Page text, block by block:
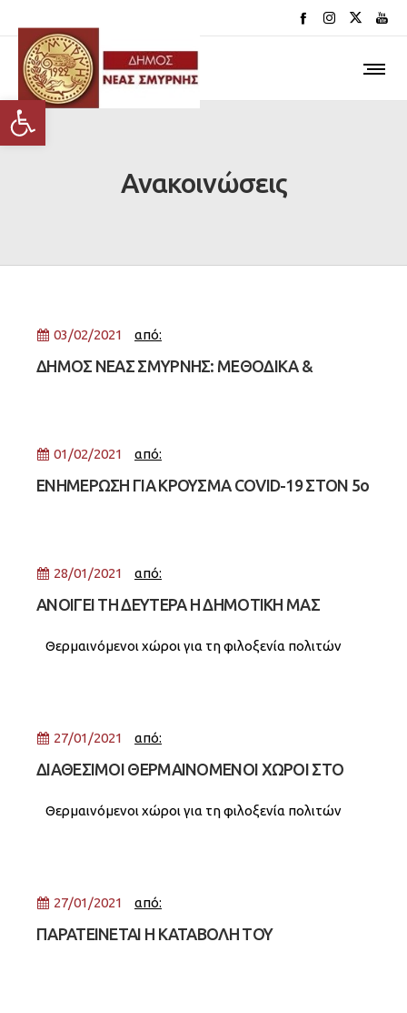
Ανοίξτε τη γραμμή εργαλείων
Ανακοινώσεις
03/02/2021 από:
ΔΗΜΟΣ ΝΕΑΣ ΣΜΥΡΝΗΣ: ΜΕΘΟΔΙΚΑ &
01/02/2021 από:
ΕΝΗΜΕΡΩΣΗ ΓΙΑ ΚΡΟΥΣΜΑ COVID-19 ΣΤΟΝ 5ο
28/01/2021 από:
ΑΝΟΙΓΕΙ ΤΗ ΔΕΥΤΕΡΑ Η ΔΗΜΟΤΙΚΗ ΜΑΣ
Θερμαινόμενοι χώροι για τη φιλοξενία πολιτών
27/01/2021 από:
ΔΙΑΘΕΣΙΜΟΙ ΘΕΡΜΑΙΝΟΜΕΝΟΙ ΧΩΡΟΙ ΣΤΟ
Θερμαινόμενοι χώροι για τη φιλοξενία πολιτών
27/01/2021 από:
ΠΑΡΑΤΕΙΝΕΤΑΙ Η ΚΑΤΑΒΟΛΗ ΤΟΥ